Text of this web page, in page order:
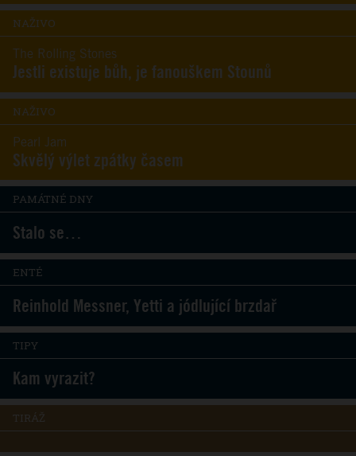
NAŽIVO
The Rolling Stones
Jestli existuje bůh, je fanouškem Stounů
NAŽIVO
Pearl Jam
Skvělý výlet zpátky časem
PAMÁTNÉ DNY
Stalo se…
ENTÉ
Reinhold Messner, Yetti a jódlující brzdař
TIPY
Kam vyrazit?
TIRÁŽ